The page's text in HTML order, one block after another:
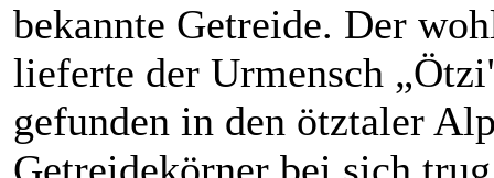
bekannte Getreide. Der
lieferte der Urmensch
gefunden in den ötztaler
Getreidekörner bei sich